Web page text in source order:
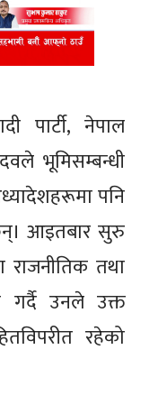
पार्टी, नेपाल
भूमिसम्बन्धी
पनि
आइतबार सुरु
राजनीतिक तथा
गर्दै उनले उक्त
रहेको